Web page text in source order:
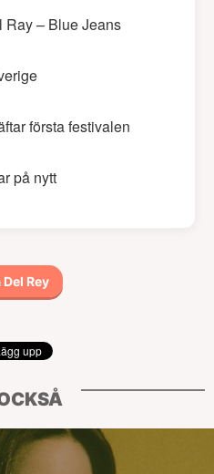
Ray – Blue Jeans
första festivalen
på nytt
Del Rey